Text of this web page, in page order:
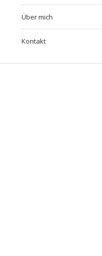
Über mich
Kontakt